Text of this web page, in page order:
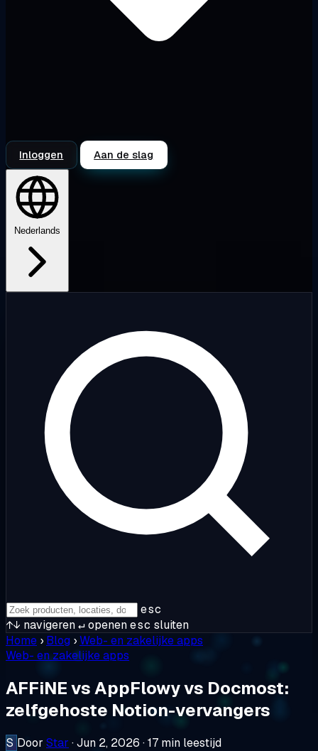
Inloggen Aan de slag
Nederlands
esc
↑↓ navigeren↵openenesc sluiten
Home › Blog ›Web- en zakelijke apps
Web- en zakelijke apps
AFFiNE vs AppFlowy vs Docmost:
zelfgehoste Notion-vervangers
S Door Star ·Jun 2, 2026 ·17 min leestijd